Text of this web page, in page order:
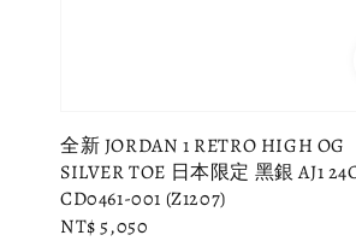
全新 JORDAN 1 RETRO HIGH OG
SILVER TOE 日本限定 黑銀 AJ1
CD0461-001 (Z1207)
Regular
NT$ 5,050